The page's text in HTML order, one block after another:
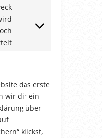
Consent
das erste
wir dir ein
über
klickst,